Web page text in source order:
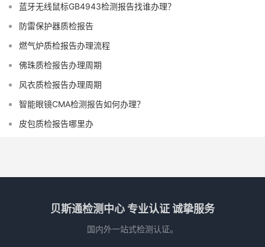
蓝牙无线鼠标GB4943检测报告找谁办理？
防雷保护器质检报告
燃气炉质检报告办理流程
佛珠质检报告办理周期
风衣质检报告办理周期
智能眼镜CMA检测报告如何办理？
皮包质检报告哪里办
贝斯通检测中心 专业认证 诚挚服务
国内外一站式检测认证。